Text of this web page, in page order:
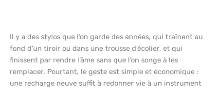
Il y a des stylos que l’on garde des années, qui traînent au
fond d’un tiroir ou dans une trousse d’écolier, et qui
finissent par rendre l’âme sans que l’on songe à les
remplacer. Pourtant, le geste est simple et économique :
une recharge neuve suffit à redonner vie à un instrument